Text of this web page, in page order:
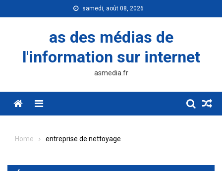
to
samedi, août 08, 2026
as des médias de
l'information sur internet
asmedia.fr
Menu
Home entreprise de nettoyage